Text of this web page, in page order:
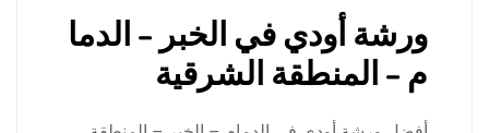
ورشة أودي في الخبر – الدما
م – المنطقة الشرقية